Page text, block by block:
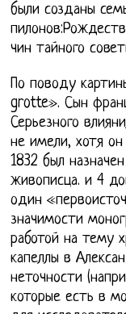
были созданы
чин тайного
По поводу
grotte». Сын
Серьезного
не имели, хотя
1832 был
живописца. и 4
один
значимости
работой на тему
капеллы в
неточности
которые есть в